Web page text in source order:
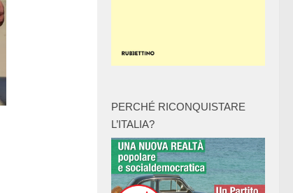
PERCHÉ RICONQUISTARE
L’ITALIA?